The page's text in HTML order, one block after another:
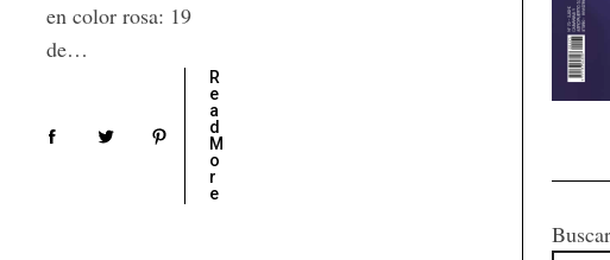
en color rosa: 19
de…
R
e
a
d
M
o
r
e
Buscar